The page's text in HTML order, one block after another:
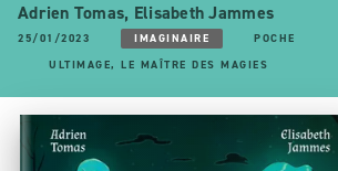
Adrien Tomas, Elisabeth Jammes
25/01/2023 IMAGINAIRE
POCHE
ULTIMAGE, LE MAÎTRE DES MAGIES